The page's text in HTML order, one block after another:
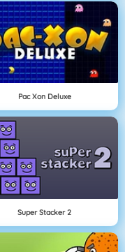
Pac Xon Deluxe
Super Stacker 2